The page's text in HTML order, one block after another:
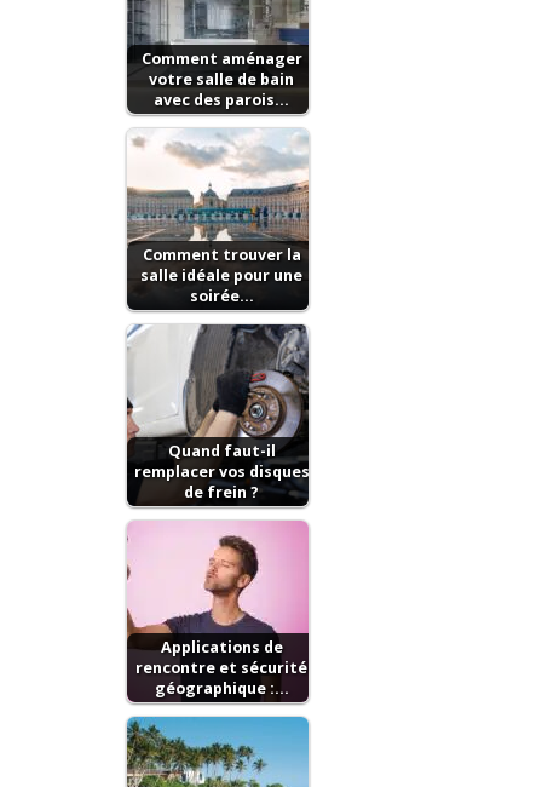
Comment aménager
votre salle de bain
avec des parois…
Comment trouver la
salle idéale pour une
soirée…
Quand faut-il
remplacer vos disques
de frein ?
Applications de
rencontre et sécurité
géographique :…